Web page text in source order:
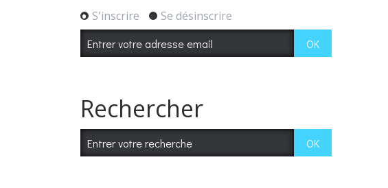
S'inscrire Se désinscrire
Rechercher